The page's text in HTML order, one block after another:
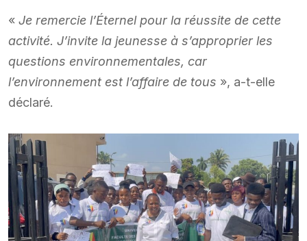
« Je remercie l’Éternel pour la réussite de cette
activité. J’invite la jeunesse à s’approprier les
questions environnementales, car
l’environnement est l’affaire de tous », a-t-elle
déclaré.